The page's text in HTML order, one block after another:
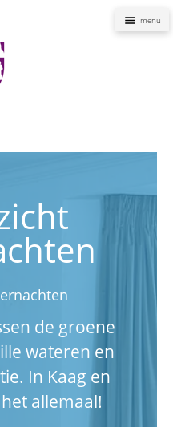
de groene
wateren en
In Kaag en
allemaal!